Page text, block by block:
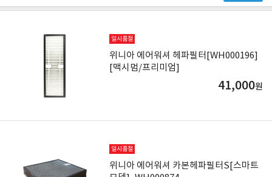
일시품절
위니아 에어워셔 헤파필터[WH000196]
[맥시멈/프리미엄]
41,000원
일시품절
위니아 에어워셔 카본헤파필터S[스마트